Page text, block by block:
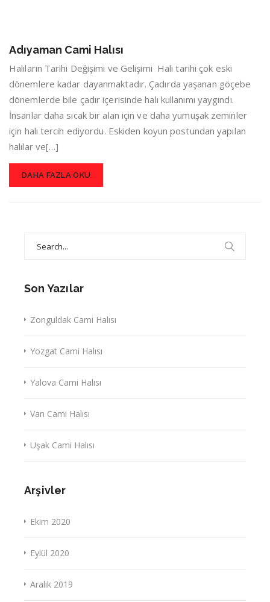
Adıyaman Cami Halısı
Halıların Tarihi Değişimi ve Gelişimi Halı tarihi çok eski
dönemlere kadar dayanmaktadır. Çadırda yaşanan göçebe
dönemlerde bile çadır içerisinde halı kullanımı yaygındı.
İnsanlar daha sıcak bir alan için ve daha yumuşak zeminler
için halı tercih ediyordu. Eskiden koyun postundan yapılan
halılar ve[…]
DAHA FAZLA OKU
Son Yazılar
Zonguldak Cami Halısı
Yozgat Cami Halısı
Yalova Cami Halısı
Van Cami Halısı
Uşak Cami Halısı
Arşivler
Ekim 2020
Eylül 2020
Aralık 2019